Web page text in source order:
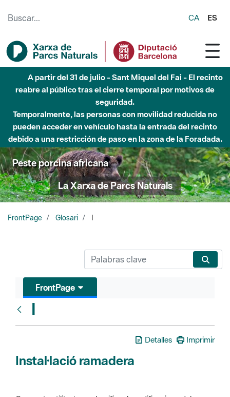
CA ES
A partir del 31 de julio - Sant Miquel del Fai - El recinto
reabre al público tras el cierre temporal por motivos de
seguridad.
Temporalmente, las personas con movilidad reducida no
pueden acceder en vehículo hasta la entrada del recinto
debido a una restricción de paso en la zona de la Foradada.
Peste porcina africana
La Xarxa de Parcs Naturals
FrontPage Glosari
FrontPage
I
Detalles Imprimir
Instal·lació ramadera